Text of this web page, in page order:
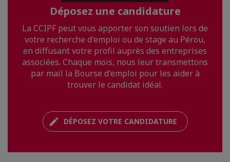
Déposez une candidature
La CCIPF peut vous apporter son soutien lors de
votre recherche d'emploi ou de stage au Pérou,
en diffusant votre profil auprès des entreprises
associées. Chaque mois, nous leur transmettons
par mail la Bourse d'emploi pour les aider à
trouver le candidat idéal.
DÉPOSEZ VOTRE CANDIDATURE